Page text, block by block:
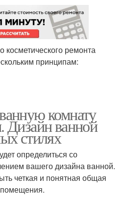
косметического ремонта
принципам:
комнату
Дизайн ванной
стилях
определиться со
вашего дизайна ванной.
четкая и понятная общая